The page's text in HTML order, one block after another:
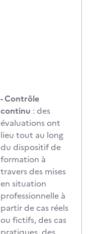
- Contrôle
continu : des
évaluations ont
lieu tout au long
du dispositif de
formation à
travers des mises
en situation
professionnelle à
partir de cas réels
ou fictifs, des cas